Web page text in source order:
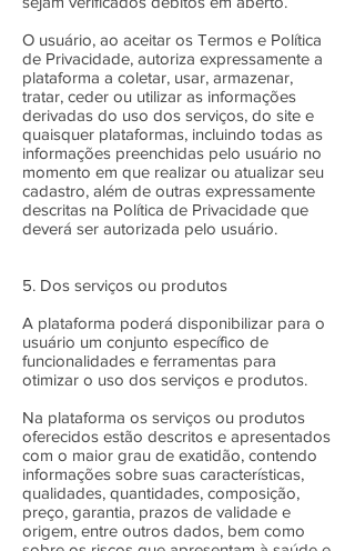
O usuário, ao aceitar os Termos e Política
de Privacidade, autoriza expressamente a
plataforma a coletar, usar, armazenar,
tratar, ceder ou utilizar as informações
derivadas do uso dos serviços, do site e
quaisquer plataformas, incluindo todas as
informações preenchidas pelo usuário no
momento em que realizar ou atualizar seu
cadastro, além de outras expressamente
descritas na Política de Privacidade que
deverá ser autorizada pelo usuário.
5. Dos serviços ou produtos
A plataforma poderá disponibilizar para o
usuário um conjunto específico de
funcionalidades e ferramentas para
otimizar o uso dos serviços e produtos.
Na plataforma os serviços ou produtos
oferecidos estão descritos e apresentados
com o maior grau de exatidão, contendo
informações sobre suas características,
qualidades, quantidades, composição,
preço, garantia, prazos de validade e
origem, entre outros dados, bem como